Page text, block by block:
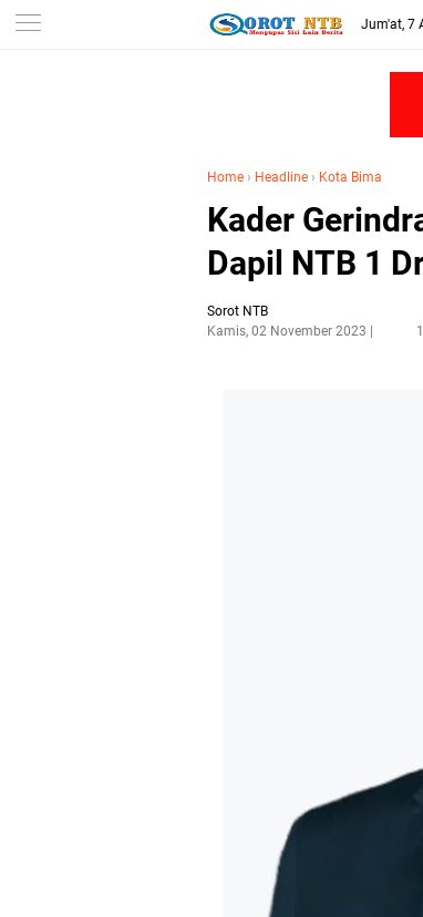
Jum'at, 7
Home › Headline › Kota Bima
Kader
Dapil NTB 1
Sorot NTB
Kamis, 02 November 2023